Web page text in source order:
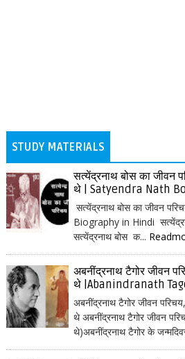
STUDY MATERIALS
सत्येंद्रनाथ बोस का जीवन
थे | Satyendra Nath
सत्येंद्रनाथ बोस का जीवन
Biography in Hindi
सत्येंद्रनाथ बोस क...
अबनींद्रनाथ टैगोर जीवन
थे |Abanindranath
अबनींद्रनाथ टैगोर जीवन
थे अबनींद्रनाथ टैगोर जीवन
थे)अबनींद्रनाथ टैगोर के